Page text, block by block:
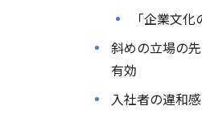
「企業文
斜めの立場の
有効
入社者の違和